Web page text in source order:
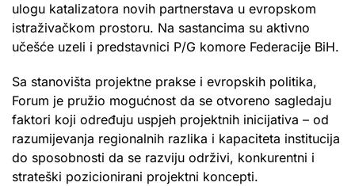
ulogu katalizatora novih partnerstava u evropskom
istraživačkom prostoru. Na sastancima su aktivno
učešće uzeli i predstavnici P/G komore Federacije BiH.
Sa stanovišta projektne prakse i evropskih politika,
Forum je pružio mogućnost da se otvoreno sagledaju
faktori koji određuju uspjeh projektnih inicijativa – od
razumijevanja regionalnih razlika i kapaciteta institucija
do sposobnosti da se razviju održivi, konkurentni i
strateški pozicionirani projektni koncepti.